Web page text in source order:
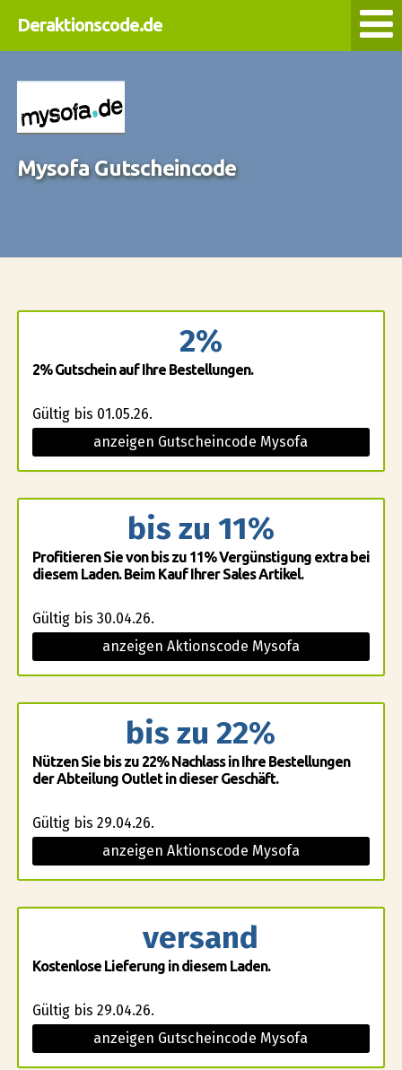
Deraktionscode.de
Mysofa Gutscheincode
2%
2% Gutschein auf Ihre Bestellungen.
Gültig bis 01.05.26.
anzeigen Gutscheincode Mysofa
bis zu 11%
Profitieren Sie von bis zu 11% Vergünstigung extra bei
diesem Laden. Beim Kauf Ihrer Sales Artikel.
Gültig bis 30.04.26.
anzeigen Aktionscode Mysofa
bis zu 22%
Nützen Sie bis zu 22% Nachlass in Ihre Bestellungen
der Abteilung Outlet in dieser Geschäft.
Gültig bis 29.04.26.
anzeigen Aktionscode Mysofa
versand
Kostenlose Lieferung in diesem Laden.
Gültig bis 29.04.26.
anzeigen Gutscheincode Mysofa